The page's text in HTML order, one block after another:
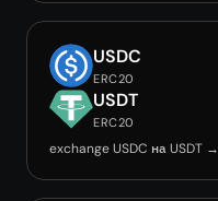
USDC
ERC20
USDT
ERC20
exchange USDC на USDT →